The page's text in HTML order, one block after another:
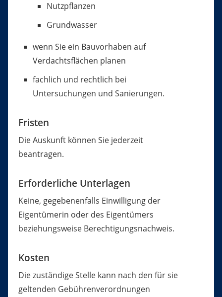
Nutzpflanzen
Grundwasser
wenn Sie ein Bauvorhaben auf
Verdachtsflächen planen
fachlich und rechtlich bei
Untersuchungen und Sanierungen.
Fristen
Die Auskunft können Sie jederzeit
beantragen.
Erforderliche Unterlagen
Keine, gegebenenfalls Einwilligung der
Eigentümerin oder des Eigentümers
beziehungsweise Berechtigungsnachweis.
Kosten
Die zuständige Stelle kann nach den für sie
geltenden Gebührenverordnungen